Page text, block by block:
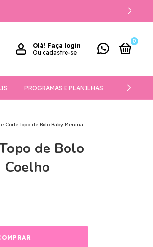
Olá! Faça login
Ou cadastre-se
0
PROGRAMAS E PLANILHAS
Corte Topo de Bolo Baby Menina
de Bolo
Coelho